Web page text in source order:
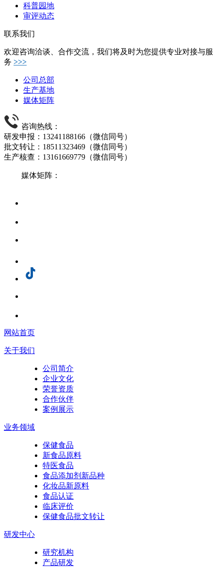
科普园地
审评动态
联系我们
欢迎咨询洽谈、合作交流，我们将及时为您提供专业对接与服
务 >>>
公司总部
生产基地
媒体矩阵
咨询热线：
研发申报：13241188166（微信同号）
批文转让：18511323469（微信同号）
生产核查：13161669779（微信同号）
媒体矩阵：
网站首页
关于我们
公司简介
企业文化
荣誉资质
合作伙伴
案例展示
业务领域
保健食品
新食品原料
特医食品
食品添加剂新品种
化妆品新原料
食品认证
临床评价
保健食品批文转让
研发中心
研究机构
产品研发